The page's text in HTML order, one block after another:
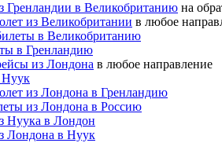
Гренландии в Великобританию на
из Великобритании в любое
в Великобританию
в Гренландию
из Лондона в любое направление
Нуук
из Лондона в Гренландию
из Лондона в Россию
Нуука в Лондон
Лондона в Нуук